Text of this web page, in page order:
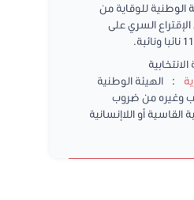
الوطنية للوقاية من
السري على
الانتخابية
:
الهيئة الوطنية
وغيره من ضروب
القاسية أو اللاإنسانية